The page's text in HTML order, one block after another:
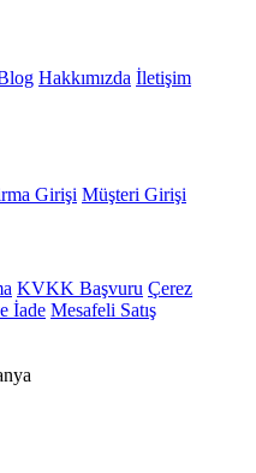
Hakkımızda İletişim
Girişi Müşteri Girişi
KVKK Başvuru Çerez
İade Mesafeli Satış